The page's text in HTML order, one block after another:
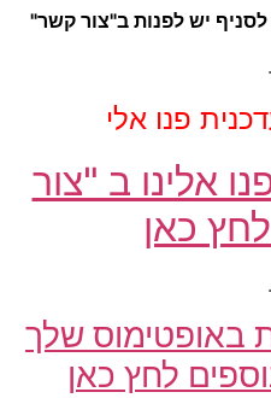
יש לפנות ב"צור קשר"
.
פנו אלי
אלינו ב "צור
כאן
.
באופטימוס שלך
לחץ כאן